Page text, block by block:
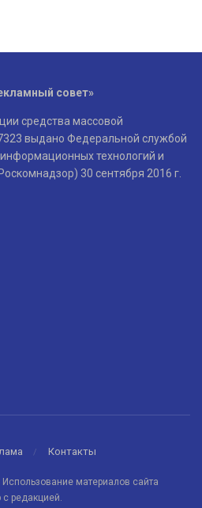
совет»
средства массовой
выдано Федеральной службой
технологий и
30 сентября 2016 г.
Контакты
материалов сайта
редакцией.